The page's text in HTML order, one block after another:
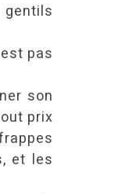
pas
son
prix
et les